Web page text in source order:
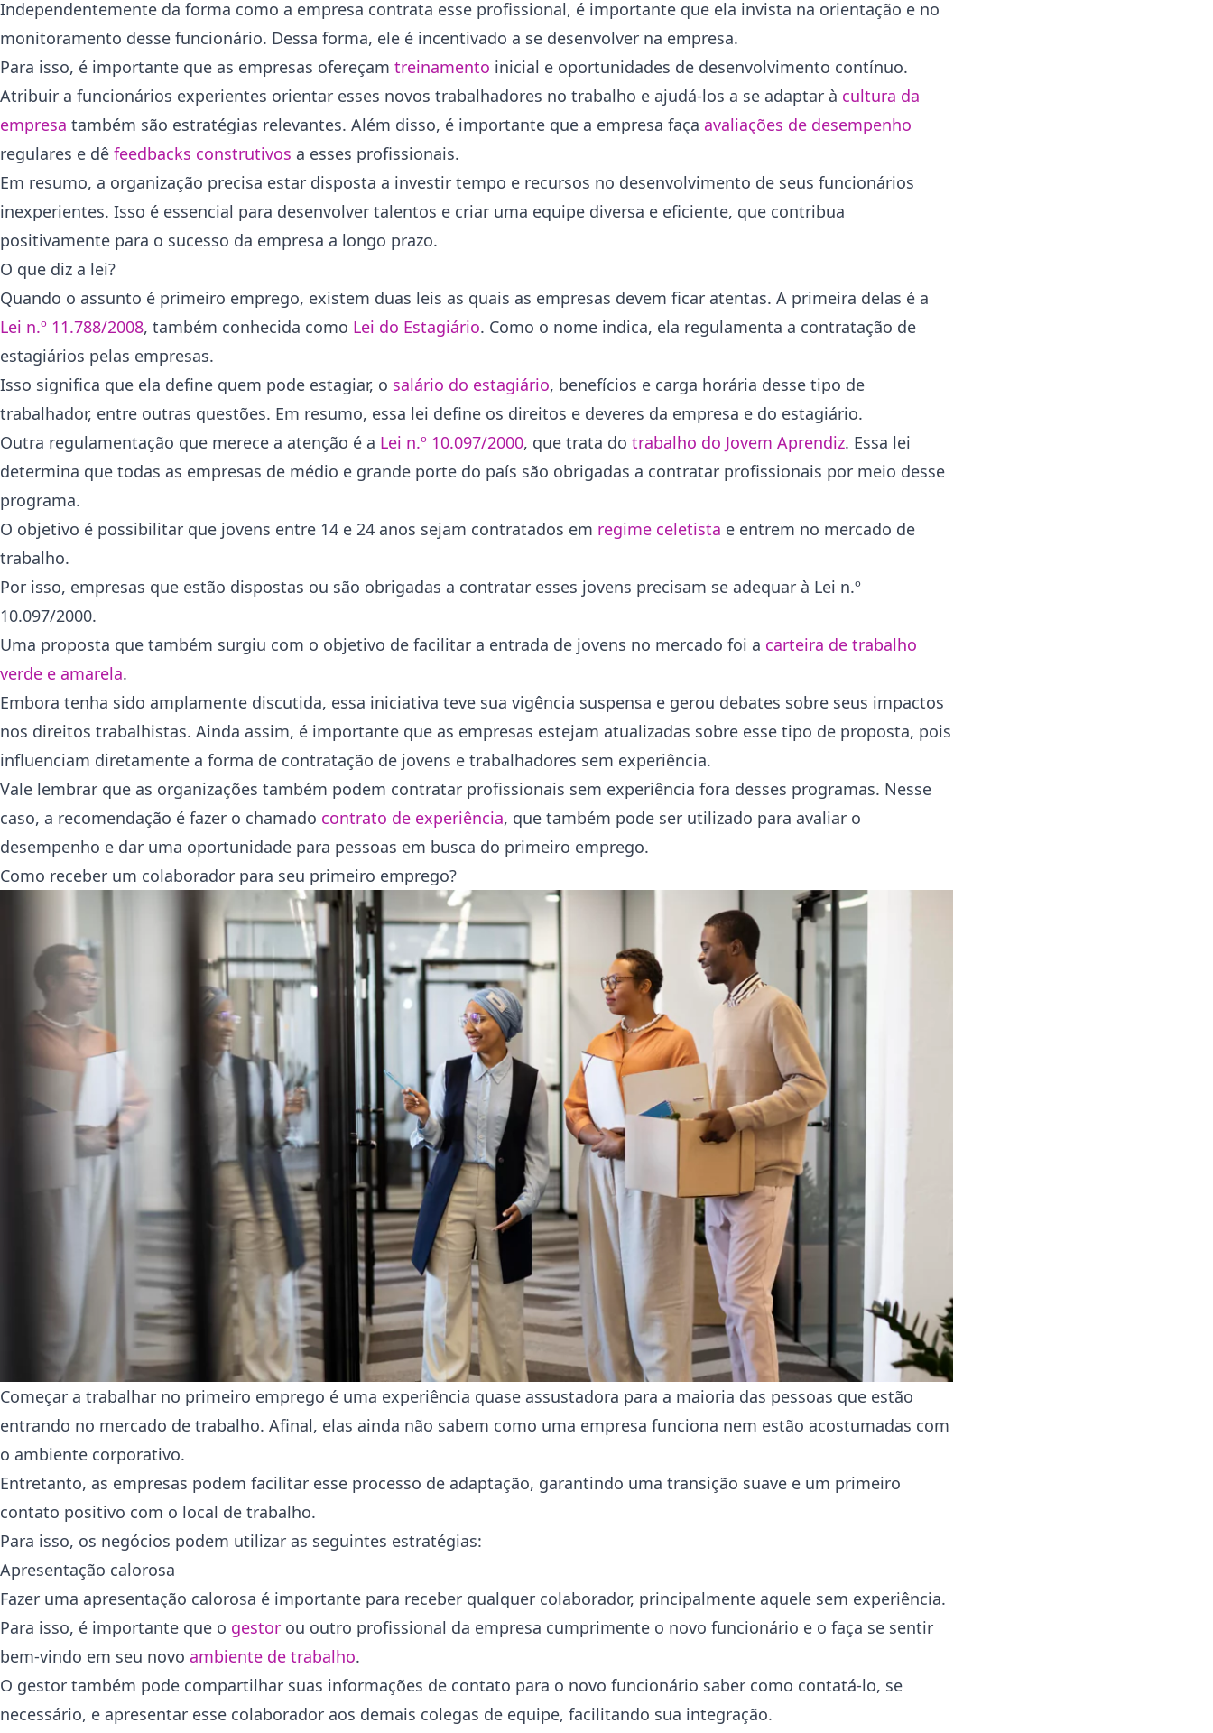
Independentemente da forma como a empresa contrata esse profissional, é importante que ela invista na orientação e no
monitoramento desse funcionário. Dessa forma, ele é incentivado a se desenvolver na empresa.
Para isso, é importante que as empresas ofereçam treinamento inicial e oportunidades de desenvolvimento contínuo.
Atribuir a funcionários experientes orientar esses novos trabalhadores no trabalho e ajudá-los a se adaptar à cultura da
empresa também são estratégias relevantes. Além disso, é importante que a empresa faça avaliações de desempenho
regulares e dê feedbacks construtivos a esses profissionais.
Em resumo, a organização precisa estar disposta a investir tempo e recursos no desenvolvimento de seus funcionários
inexperientes. Isso é essencial para desenvolver talentos e criar uma equipe diversa e eficiente, que contribua
positivamente para o sucesso da empresa a longo prazo.
O que diz a lei?
Quando o assunto é primeiro emprego, existem duas leis as quais as empresas devem ficar atentas. A primeira delas é a
Lei n.º 11.788/2008, também conhecida como Lei do Estagiário. Como o nome indica, ela regulamenta a contratação de
estagiários pelas empresas.
Isso significa que ela define quem pode estagiar, o salário do estagiário, benefícios e carga horária desse tipo de
trabalhador, entre outras questões. Em resumo, essa lei define os direitos e deveres da empresa e do estagiário.
Outra regulamentação que merece a atenção é a Lei n.º 10.097/2000, que trata do trabalho do Jovem Aprendiz. Essa lei
determina que todas as empresas de médio e grande porte do país são obrigadas a contratar profissionais por meio desse
programa.
O objetivo é possibilitar que jovens entre 14 e 24 anos sejam contratados em regime celetista e entrem no mercado de
trabalho.
Por isso, empresas que estão dispostas ou são obrigadas a contratar esses jovens precisam se adequar à Lei n.º
10.097/2000.
Uma proposta que também surgiu com o objetivo de facilitar a entrada de jovens no mercado foi a carteira de trabalho
verde e amarela.
Embora tenha sido amplamente discutida, essa iniciativa teve sua vigência suspensa e gerou debates sobre seus impactos
nos direitos trabalhistas. Ainda assim, é importante que as empresas estejam atualizadas sobre esse tipo de proposta, pois
influenciam diretamente a forma de contratação de jovens e trabalhadores sem experiência.
Vale lembrar que as organizações também podem contratar profissionais sem experiência fora desses programas. Nesse
caso, a recomendação é fazer o chamado contrato de experiência, que também pode ser utilizado para avaliar o
desempenho e dar uma oportunidade para pessoas em busca do primeiro emprego.
Como receber um colaborador para seu primeiro emprego?
Começar a trabalhar no primeiro emprego é uma experiência quase assustadora para a maioria das pessoas que estão
entrando no mercado de trabalho. Afinal, elas ainda não sabem como uma empresa funciona nem estão acostumadas com
o ambiente corporativo.
Entretanto, as empresas podem facilitar esse processo de adaptação, garantindo uma transição suave e um primeiro
contato positivo com o local de trabalho.
Para isso, os negócios podem utilizar as seguintes estratégias:
Apresentação calorosa
Fazer uma apresentação calorosa é importante para receber qualquer colaborador, principalmente aquele sem experiência.
Para isso, é importante que o gestor ou outro profissional da empresa cumprimente o novo funcionário e o faça se sentir
bem-vindo em seu novo ambiente de trabalho.
O gestor também pode compartilhar suas informações de contato para o novo funcionário saber como contatá-lo, se
necessário, e apresentar esse colaborador aos demais colegas de equipe, facilitando sua integração.